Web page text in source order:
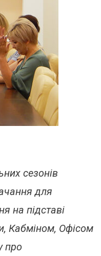
сезонів
для
на підставі
Кабміном, Офісом
про